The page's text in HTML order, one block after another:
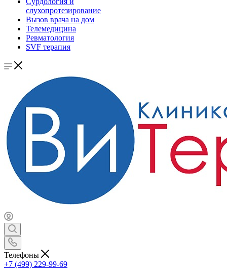
слухопротезирование
Вызов врача на дом
Телемедицина
Ревматология
SVF терапия
Телефоны
+7 (499) 229-99-69